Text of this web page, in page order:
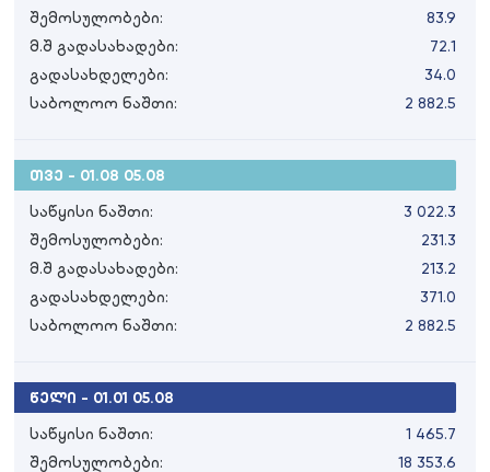
წელი - 01.01 05.08
საწყისი ნაშთი:
1 465.7
შემოსულობები:
18 353.6
თვე - 01.08 05.08
საწყისი ნაშთი:
3 022.3
შემოსულობები:
231.3
მ.შ გადასახადები:
213.2
გადასახდელები:
371.0
საბოლოო ნაშთი:
2 882.5
შემოსულობები:
83.9
მ.შ გადასახადები:
72.1
გადასახდელები:
34.0
საბოლოო ნაშთი:
2 882.5